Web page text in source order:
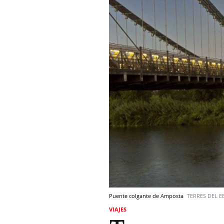
Puente colgante de Amposta TERRES DEL
VIAJES